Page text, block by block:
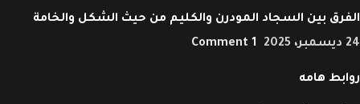
الفرق بين السجاد المودرن والكليم من حيث الشكل والخامة
24 ديسمبر، 2025
1 Comment
روابط هامه